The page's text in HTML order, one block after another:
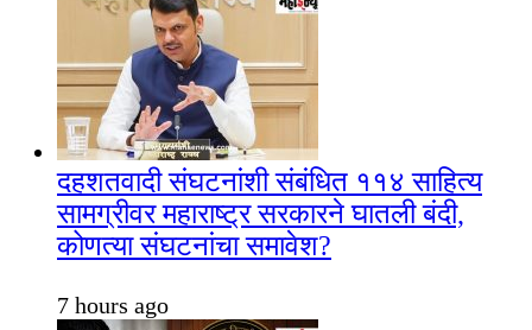
दहशतवादी संघटनांशी संबंधित ११४ साहित्य
सामग्रीवर महाराष्ट्र सरकारने घातली बंदी,
कोणत्या संघटनांचा समावेश?
7 hours ago